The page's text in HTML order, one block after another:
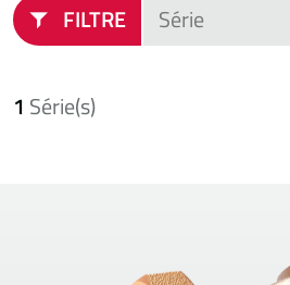
FILTRE
1 Série(s)